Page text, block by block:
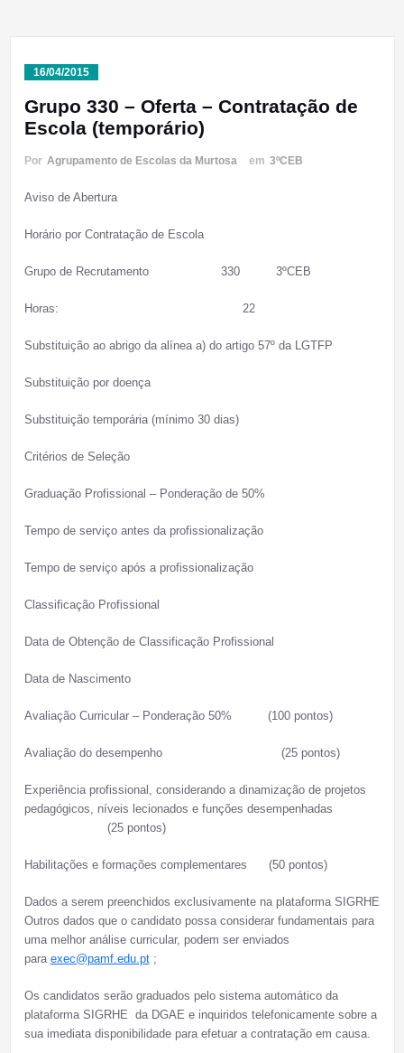
16/04/2015
Grupo 330 – Oferta – Contratação de
Escola (temporário)
Por Agrupamento de Escolas da Murtosa em 3ºCEB
Aviso de Abertura
Horário por Contratação de Escola
Grupo de Recrutamento 330 3ºCEB
Horas: 22
Substituição ao abrigo da alínea a) do artigo 57º da LGTFP
Substituição por doença
Substituição temporária (mínimo 30 dias)
Critérios de Seleção
Graduação Profissional – Ponderação de 50%
Tempo de serviço antes da profissionalização
Tempo de serviço após a profissionalização
Classificação Profissional
Data de Obtenção de Classificação Profissional
Data de Nascimento
Avaliação Curricular – Ponderação 50% (100 pontos)
Avaliação do desempenho (25 pontos)
Experiência profissional, considerando a dinamização de projetos
pedagógicos, níveis lecionados e funções desempenhadas
(25 pontos)
Habilitações e formações complementares (50 pontos)
Dados a serem preenchidos exclusivamente na plataforma SIGRHE
Outros dados que o candidato possa considerar fundamentais para
uma melhor análise curricular, podem ser enviados
para exec@pamf.edu.pt;
Os candidatos serão graduados pelo sistema automático da
plataforma SIGRHE da DGAE e inquiridos telefonicamente sobre a
sua imediata disponibilidade para efetuar a contratação em causa.